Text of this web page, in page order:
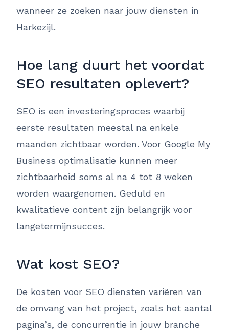
wanneer ze zoeken naar jouw diensten in
Harkezijl.
Hoe lang duurt het voordat
SEO resultaten oplevert?
SEO is een investeringsproces waarbij
eerste resultaten meestal na enkele
maanden zichtbaar worden. Voor Google My
Business optimalisatie kunnen meer
zichtbaarheid soms al na 4 tot 8 weken
worden waargenomen. Geduld en
kwalitatieve content zijn belangrijk voor
langetermijnsucces.
Wat kost SEO?
De kosten voor SEO diensten variëren van
de omvang van het project, zoals het aantal
pagina’s, de concurrentie in jouw branche